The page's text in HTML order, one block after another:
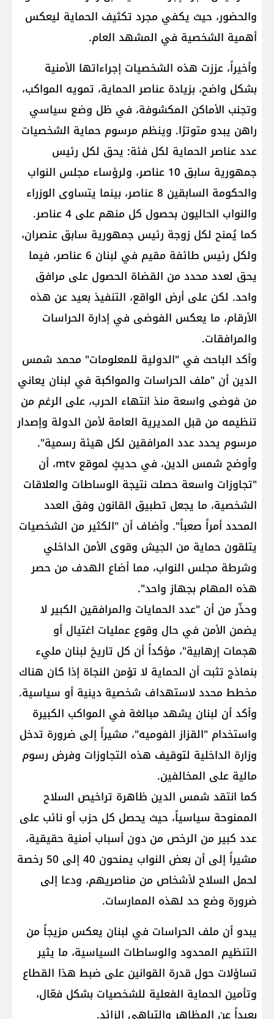
والحضور، حيث يكفي مجرد تكثيف الحماية ليعكس
أهمية الشخصية في المشهد العام.
وأخيراً، عززت هذه الشخصيات إجراءاتها الأمنية
بشكل واضح، بزيادة عناصر الحماية، تمويه المواكب،
وتجنب الأماكن المكشوفة، في ظل وضع سياسي
راهن يبدو متوترًا. وينظم مرسوم حماية الشخصيات
عدد عناصر الحماية لكل فئة: يحق لكل رئيس
جمهورية سابق 10 عناصر، ولرؤساء مجلس النواب
والحكومة السابقين 8 عناصر، بينما يتساوى الوزراء
والنواب الحاليون بحصول كل منهم على 4 عناصر.
كما يُمنح لكل زوجة رئيس جمهورية سابق عنصران،
ولكل رئيس طائفة مقيم في لبنان 6 عناصر، فيما
يحق لعدد محدد من القضاة الحصول على مرافق
واحد. لكن على أرض الواقع، التنفيذ بعيد عن هذه
الأرقام، ما يعكس الفوضى في إدارة الحراسات
والمرافقات.
وأكد الباحث في "الدولية للمعلومات" محمد شمس
الدين أن "ملف الحراسات والمواكبة في لبنان يعاني
من فوضى واسعة منذ انتهاء الحرب، على الرغم من
تنظيمه من قبل المديرية العامة لأمن الدولة وإصدار
مرسوم يحدد عدد المرافقين لكل هيئة رسمية".
وأوضح شمس الدين، في حديثٍ لموقع mtv، أن
"تجاوزات واسعة حصلت نتيجة الوساطات والعلاقات
الشخصية، ما يجعل تطبيق القانون وفق العدد
المحدد أمراً صعباً". وأضاف أن "الكثير من الشخصيات
يتلقون حماية من الجيش وقوى الأمن الداخلي
وشرطة مجلس النواب، مما أضاع الهدف من حصر
هذه المهام بجهاز واحد".
وحذّر من أن "عدد الحمايات والمرافقين الكبير لا
يضمن الأمن في حال وقوع عمليات اغتيال أو
هجمات إرهابية"، مؤكداً أن كل تاريخ لبنان مليء
بنماذج تثبت أن الحماية لا تؤمن النجاة إذا كان هناك
مخطط محدد لاستهداف شخصية دينية أو سياسية.
وأكد أن لبنان يشهد مبالغة في المواكب الكبيرة
واستخدام "القزاز الفوميه"، مشيراً إلى ضرورة تدخل
وزارة الداخلية لتوقيف هذه التجاوزات وفرض رسوم
مالية على المخالفين.
كما انتقد شمس الدين ظاهرة تراخيص السلاح
الممنوحة سياسياً، حيث يحصل كل حزب أو نائب على
عدد كبير من الرخص من دون أسباب أمنية حقيقية،
مشيراً إلى أن بعض النواب يمنحون 40 إلى 50 رخصة
لحمل السلاح لأشخاص من مناصريهم، ودعا إلى
ضرورة وضع حد لهذه الممارسات.
يبدو أن ملف الحراسات في لبنان يعكس مزيجاً من
التنظيم المحدود والوساطات السياسية، ما يثير
تساؤلات حول قدرة القوانين على ضبط هذا القطاع
وتأمين الحماية الفعلية للشخصيات بشكل فعّال،
بعيداً عن المظاهر والتباهي الزائد.